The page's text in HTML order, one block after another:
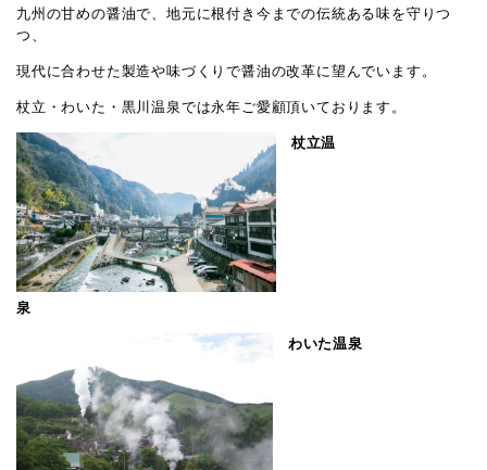
九州の甘めの醤油で、地元に根付き今までの伝統ある味を守りつ
つ、
現代に合わせた製造や味づくりで醤油の改革に望んでいます。
杖立・わいた・黒川温泉では永年ご愛顧頂いております。
杖立温
泉
わいた温泉